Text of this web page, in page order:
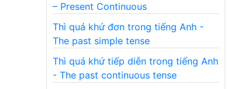
– Present Continuous
Thì quá khứ đơn trong tiếng Anh -
The past simple tense
Thì quá khứ tiếp diễn trong tiếng Anh
- The past continuous tense